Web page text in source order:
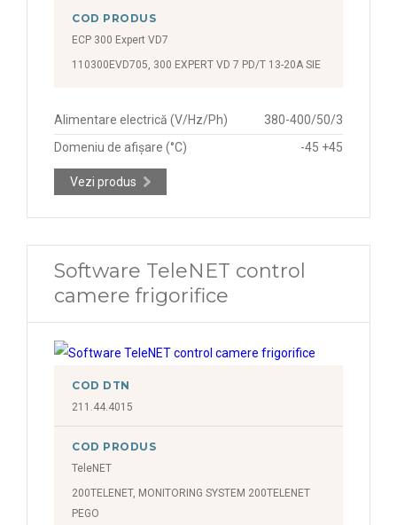
COD PRODUS
ECP 300 Expert VD7
110300EVD705, 300 EXPERT VD 7 PD/T 13-20A SIE
Alimentare electrică (V/Hz/Ph)
380-400/50/3
Domeniu de afișare (°C)
-45 +45
Vezi produs
Software TeleNET control
camere frigorifice
COD DTN
211.44.4015
COD PRODUS
TeleNET
200TELENET, MONITORING SYSTEM 200TELENET
PEGO